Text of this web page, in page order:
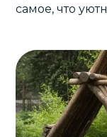
самое, что